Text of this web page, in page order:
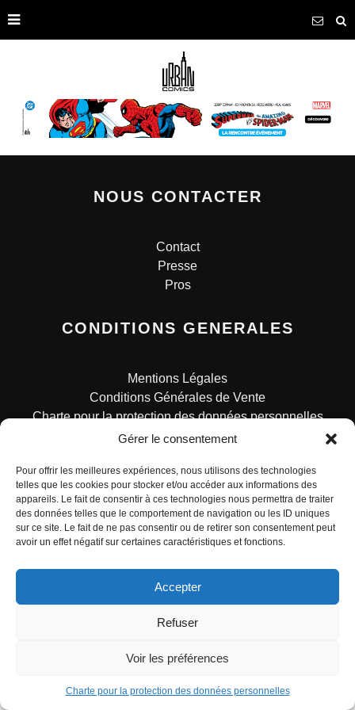
Gérer le consentement
Pour offrir les meilleures expériences, nous utilisons des technologies
telles que les cookies pour stocker et/ou accéder aux informations des
appareils. Le fait de consentir à ces technologies nous permettra de traiter
des données telles que le comportement de navigation ou les ID uniques
sur ce site. Le fait de ne pas consentir ou de retirer son consentement peut
avoir un effet négatif sur certaines caractéristiques et fonctions.
Accepter
Refuser
Voir les préférences
Charte pour la protection des données personnelles
NOUS CONTACTER
Contact
Presse
Pros
CONDITIONS GENERALES
Mentions Légales
Conditions Générales de Vente
Charte pour la protection des données personnelles
© ALL RIGHTS RESERVED. URBAN COMICS POUR LES
ÉDITIONS FRANÇAISES.